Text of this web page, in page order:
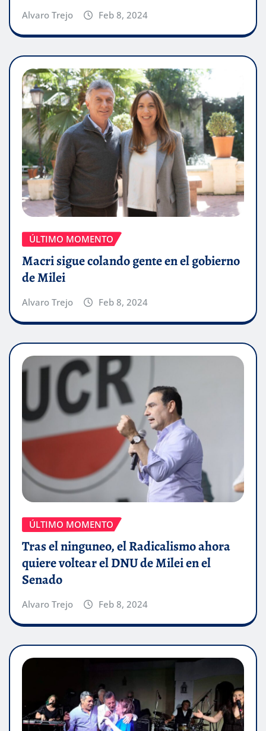
Alvaro Trejo Feb 8, 2024
ÚLTIMO MOMENTO
Macri sigue colando gente en el gobierno
de Milei
Alvaro Trejo Feb 8, 2024
ÚLTIMO MOMENTO
Tras el ninguneo, el Radicalismo ahora
quiere voltear el DNU de Milei en el
Senado
Alvaro Trejo Feb 8, 2024